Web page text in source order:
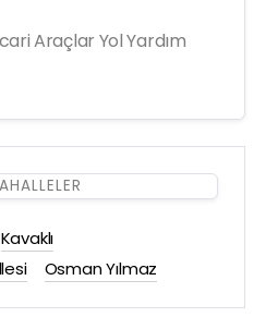
Araçlar Yol Yardım
Kavaklı
Osman Yılmaz